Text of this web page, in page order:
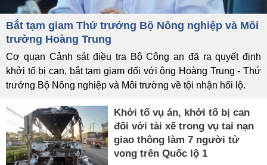
Bắt tạm giam Thứ trưởng Bộ Nông nghiệp và Môi
trường Hoàng Trung
Cơ quan Cảnh sát điều tra Bộ Công an đã ra quyết định
khởi tố bị can, bắt tạm giam đối với ông Hoàng Trung - Thứ
trưởng Bộ Nông nghiệp và Môi trường về tội nhận hối lộ.
Khởi tố vụ án, khởi tố bị can
đối với tài xế trong vụ tai nạn
giao thông làm 7 người tử
vong trên Quốc lộ 1